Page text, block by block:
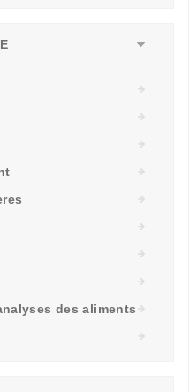
des aliments